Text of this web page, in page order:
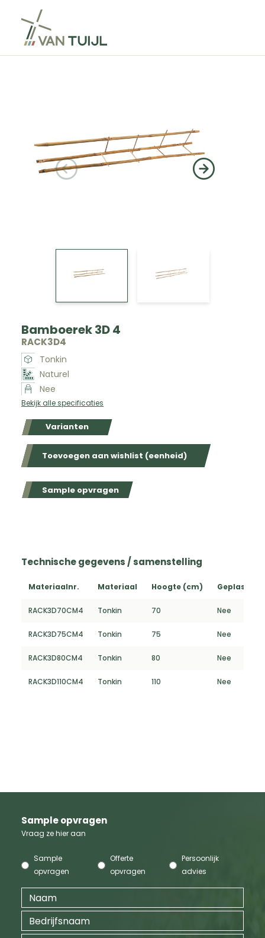
Bamboerek 3D 4
RACK3D4
Tonkin
Naturel
Nee
Bekijk alle specificaties
Varianten
Toevoegen aan wishlist (eenheid)
Sample opvragen
Technische gegevens / samenstelling
Materiaalnr. Materiaal Hoogte (cm)
RACK3D70CM4 Tonkin 70 Nee
RACK3D75CM4 Tonkin 75 Nee
RACK3D80CM4 Tonkin 80 Nee
RACK3D110CM4 Tonkin 110 Nee
Sample opvragen
Vraag ze hier aan
Sample
opvragen
Offerte
opvragen
Persoonlijk
advies